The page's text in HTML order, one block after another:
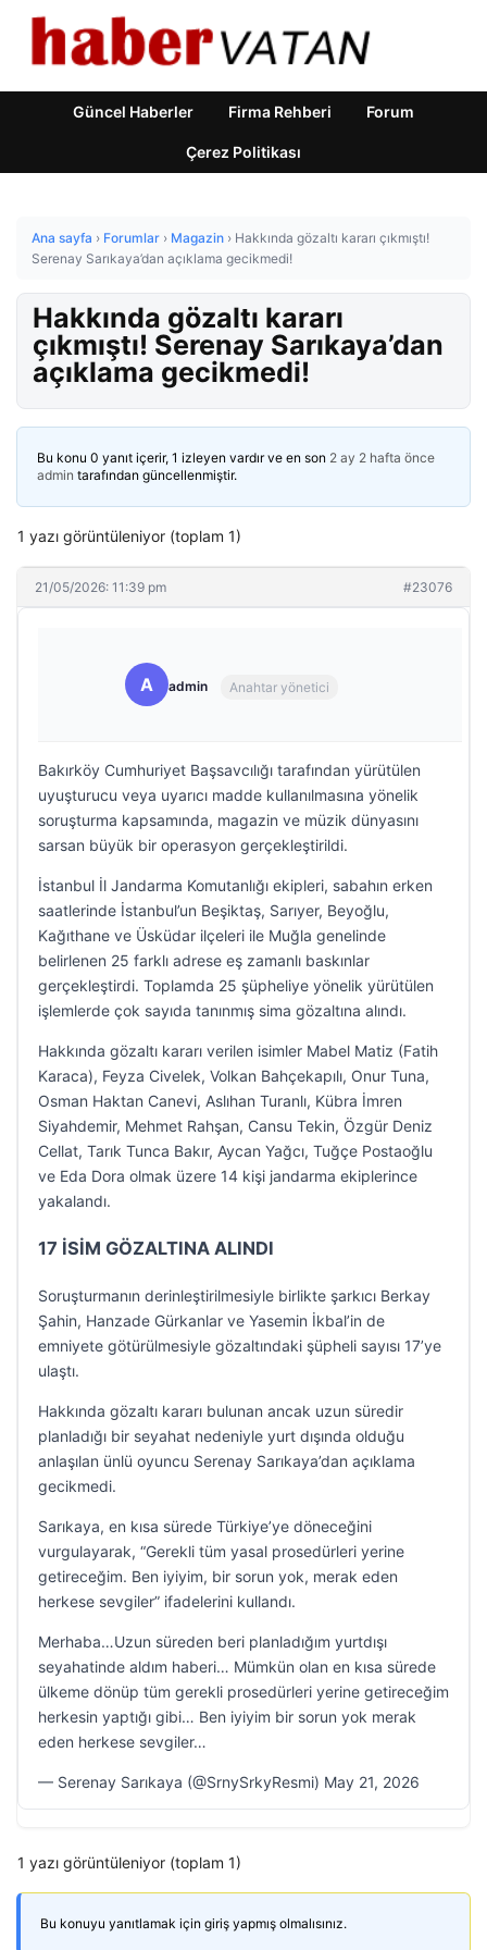
Güncel Haberler Firma Rehberi Forum
Çerez Politikası
Ana sayfa › Forumlar › Magazin › Hakkında gözaltı kararı çıkmıştı!
Serenay Sarıkaya’dan açıklama gecikmedi!
Hakkında gözaltı kararı
çıkmıştı! Serenay Sarıkaya’dan
açıklama gecikmedi!
Bu konu 0 yanıt içerir, 1 izleyen vardır ve en son 2 ay 2 hafta önce
admin tarafından güncellenmiştir.
1 yazı görüntüleniyor (toplam 1)
21/05/2026: 11:39 pm #23076
A admin Anahtar yönetici
Bakırköy Cumhuriyet Başsavcılığı tarafından yürütülen
uyuşturucu veya uyarıcı madde kullanılmasına yönelik
soruşturma kapsamında, magazin ve müzik dünyasını
sarsan büyük bir operasyon gerçekleştirildi.
İstanbul İl Jandarma Komutanlığı ekipleri, sabahın erken
saatlerinde İstanbul’un Beşiktaş, Sarıyer, Beyoğlu,
Kağıthane ve Üsküdar ilçeleri ile Muğla genelinde
belirlenen 25 farklı adrese eş zamanlı baskınlar
gerçekleştirdi. Toplamda 25 şüpheliye yönelik yürütülen
işlemlerde çok sayıda tanınmış sima gözaltına alındı.
Hakkında gözaltı kararı verilen isimler Mabel Matiz (Fatih
Karaca), Feyza Civelek, Volkan Bahçekapılı, Onur Tuna,
Osman Haktan Canevi, Aslıhan Turanlı, Kübra İmren
Siyahdemir, Mehmet Rahşan, Cansu Tekin, Özgür Deniz
Cellat, Tarık Tunca Bakır, Aycan Yağcı, Tuğçe Postaoğlu
ve Eda Dora olmak üzere 14 kişi jandarma ekiplerince
yakalandı.
17 İSİM GÖZALTINA ALINDI
Soruşturmanın derinleştirilmesiyle birlikte şarkıcı Berkay
Şahin, Hanzade Gürkanlar ve Yasemin İkbal’in de
emniyete götürülmesiyle gözaltındaki şüpheli sayısı 17’ye
ulaştı.
Hakkında gözaltı kararı bulunan ancak uzun süredir
planladığı bir seyahat nedeniyle yurt dışında olduğu
anlaşılan ünlü oyuncu Serenay Sarıkaya’dan açıklama
gecikmedi.
Sarıkaya, en kısa sürede Türkiye’ye döneceğini
vurgulayarak, “Gerekli tüm yasal prosedürleri yerine
getireceğim. Ben iyiyim, bir sorun yok, merak eden
herkese sevgiler” ifadelerini kullandı.
Merhaba…Uzun süreden beri planladığım yurtdışı
seyahatinde aldım haberi… Mümkün olan en kısa sürede
ülkeme dönüp tüm gerekli prosedürleri yerine getireceğim
herkesin yaptığı gibi… Ben iyiyim bir sorun yok merak
eden herkese sevgiler…
— Serenay Sarıkaya (@SrnySrkyResmi) May 21, 2026
1 yazı görüntüleniyor (toplam 1)
Bu konuyu yanıtlamak için giriş yapmış olmalısınız.